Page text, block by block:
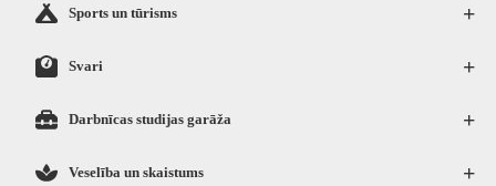
+
Sports un tūrisms
+
Svari
+
Darbnīcas studijas garāža
+
Veselība un skaistums